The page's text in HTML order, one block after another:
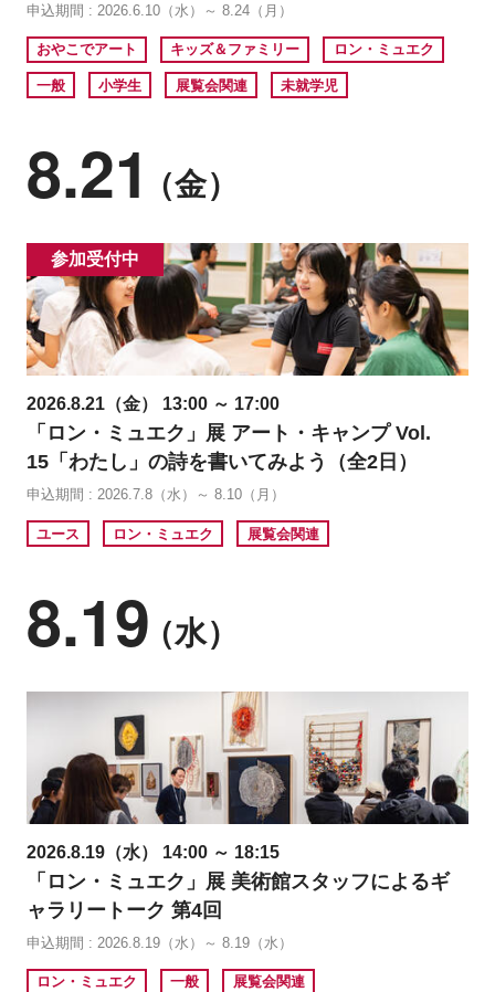
申込期間 : 2026.6.10（水）～ 8.24（月）
おやこでアート キッズ＆ファミリー ロン・ミュエク
一般 小学生 展覧会関連 未就学児
8.21 （金）
参加受付中
2026.8.21（金） 13:00 ～ 17:00
「ロン・ミュエク」展 アート・キャンプ Vol.
15「わたし」の詩を書いてみよう（全2日）
申込期間 : 2026.7.8（水）～ 8.10（月）
ユース ロン・ミュエク 展覧会関連
8.19（水）
2026.8.19（水） 14:00 ～ 18:15
「ロン・ミュエク」展 美術館スタッフによるギ
ャラリートーク 第4回
申込期間 : 2026.8.19（水）～ 8.19（水）
ロン・ミュエク 一般 展覧会関連